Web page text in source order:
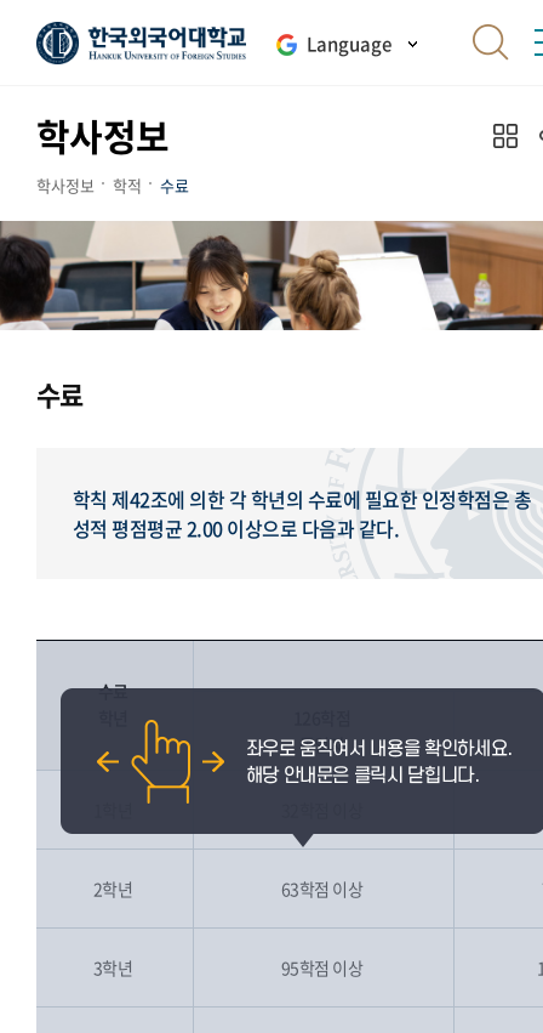
Language
학사정보
학사정보 학적 수료
수료
학칙 제42조에 의한 각 학년의 수료에 필요한 인정학점은 총
성적 평점평균 2.00 이상으로 다음과 같다.
수료
졸업자
2학년 63학점 이상
3학년 95학점 이상